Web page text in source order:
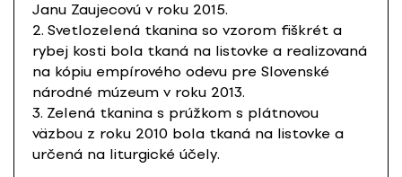
Janu Zaujecovú v roku 2015.
2. Svetlozelená tkanina so vzorom fiškrét a
rybej kosti bola tkaná na listovke a realizovaná
na kópiu empírového odevu pre Slovenské
národné múzeum v roku 2013.
3. Zelená tkanina s prúžkom s plátnovou
väzbou z roku 2010 bola tkaná na listovke a
určená na liturgické účely.